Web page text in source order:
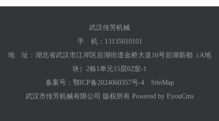
武汉传芳机械
手 机： 13135010101
地 址：湖北省武汉市江岸区后湖街道金桥大道16号后湖新都（A地
块）2栋1单元15层02室-1
备案号： 鄂ICP备2024060357号-4
SiteMap
武汉市传芳机械有限公司 版权所有 Powered by EyouCms